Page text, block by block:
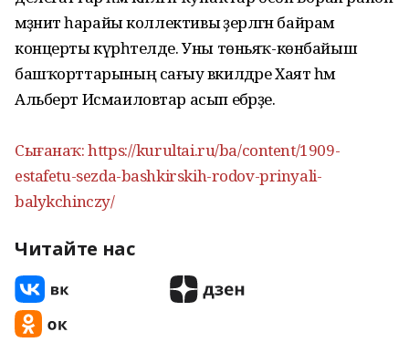
мәҙәниәт һарайы коллективы әҙерләгән байрам
концерты күрһәтелде. Уны төньяҡ-көнбайыш
башҡорттарының сағыу вәкилдәре Хаят һәм
Альберт Исмаиловтар асып ебәрҙе.
Сығанаҡ: https://kurultai.ru/ba/content/1909-
estafetu-sezda-bashkirskih-rodov-prinyali-
balykchinczy/
Читайте нас